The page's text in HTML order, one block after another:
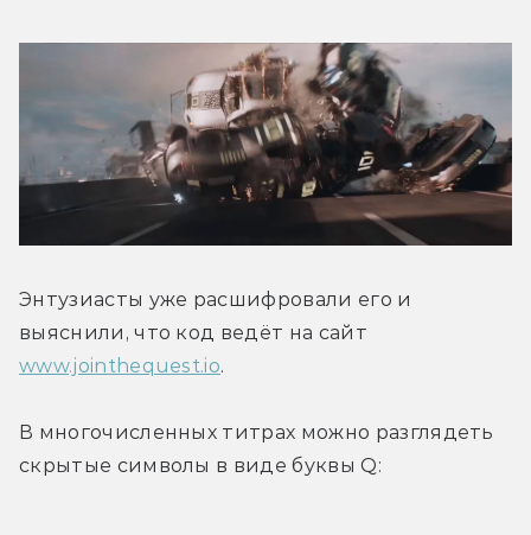
Энтузиасты уже расшифровали его и
www.jointhequest.io.
В многочисленных титрах можно разглядеть
скрытые символы в виде буквы Q: